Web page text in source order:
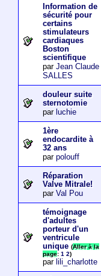
Information de
sécurité pour
certains
stimulateurs
cardiaques
Boston
scientifique
par Jean Claude
SALLES
douleur suite
sternotomie
par luchie
1ère
endocardite à
32 ans
par polouff
Réparation
Valve Mitrale!
par Val Pou
témoignage
d'adultes
porteur d'un
ventricule
unique (Aller à la
page: 1 2)
par lili_charlotte